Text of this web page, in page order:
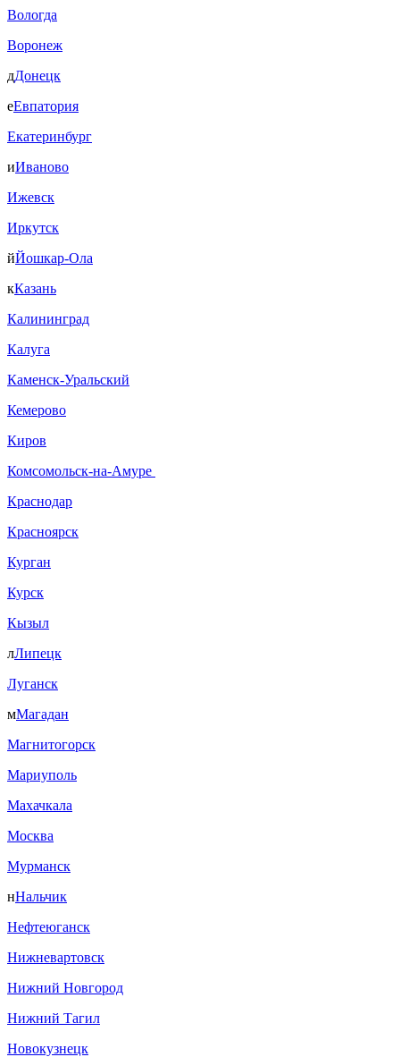
Вологда
Воронеж
дДонецк
еЕвпатория
Екатеринбург
иИваново
Ижевск
Иркутск
йЙошкар-Ола
кКазань
Калининград
Калуга
Каменск-Уральский
Кемерово
Киров
Комсомольск-на-Амуре
Краснодар
Красноярск
Курган
Курск
Кызыл
лЛипецк
Луганск
мМагадан
Магнитогорск
Мариуполь
Махачкала
Москва
Мурманск
нНальчик
Нефтеюганск
Нижневартовск
Нижний Новгород
Нижний Тагил
Новокузнецк